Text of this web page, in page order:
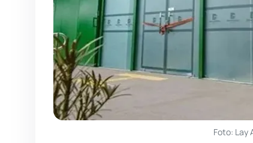
Foto: Lay